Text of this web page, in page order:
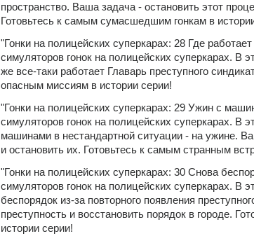
пространство. Ваша задача - остановить этот
Готовьтесь к самым сумасшедшим гонкам в
"Гонки на полицейских суперкарах: 28 Где
симуляторов гонок на полицейских суперкарах. В
же все-таки работает Главарь преступного
опасным миссиям в истории серии!
"Гонки на полицейских суперкарах: 29 Ужин с
симуляторов гонок на полицейских суперкарах. В
машинами в нестандартной ситуации - на ужине.
и остановить их. Готовьтесь к самым странным
"Гонки на полицейских суперкарах: 30 Снова
симуляторов гонок на полицейских суперкарах. В
беспорядок из-за повторного появления
преступность и восстановить порядок в городе.
истории серии!